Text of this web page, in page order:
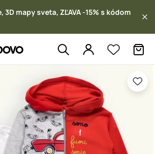
3D mapy sveta, ZĽAVA -15% s kódom